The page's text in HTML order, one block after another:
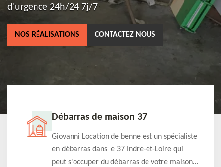
d'urgence 24h/24 7j/7
NOS RÉALISATIONS CONTACTEZ NOUS
Débarras de maison 37
Giovanni Location de benne est un spécialiste
en débarras dans le 37 Indre-et-Loire qui
peut s'occuper du débarras de votre maison